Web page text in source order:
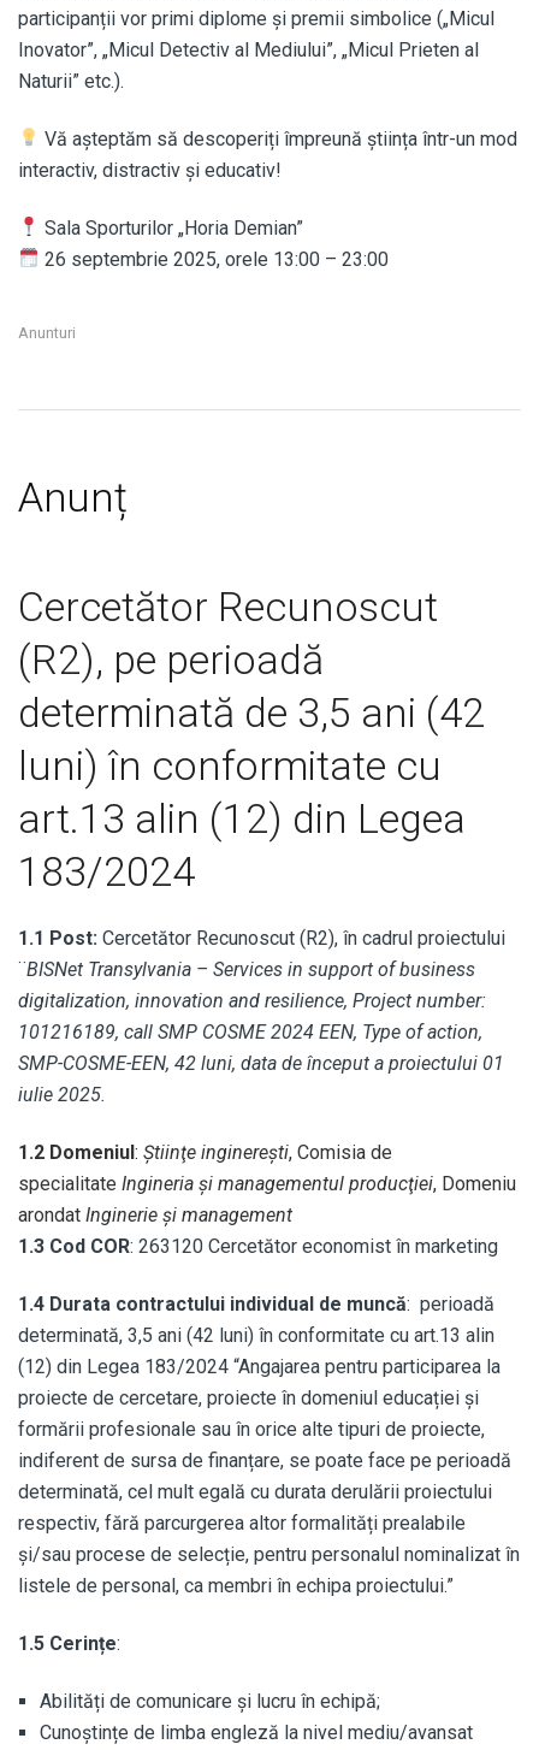
participanții vor primi diplome și premii simbolice („Micul
Inovator”, „Micul Detectiv al Mediului”, „Micul Prieten al
Naturii” etc.).
Vă așteptăm să descoperiți împreună știința într-un mod
interactiv, distractiv și educativ!
Sala Sporturilor „Horia Demian”
26 septembrie 2025, orele 13:00 – 23:00
Anunturi
Anunț
Cercetător Recunoscut
(R2), pe perioadă
determinată de 3,5 ani (42
luni) în conformitate cu
art.13 alin (12) din Legea
183/2024
1.1 Post: Cercetător Recunoscut (R2), în cadrul proiectului
¨BISNet Transylvania – Services in support of business
digitalization, innovation and resilience, Project number:
101216189, call SMP COSME 2024 EEN, Type of action,
SMP-COSME-EEN, 42 luni, data de început a proiectului 01
iulie 2025.
1.2 Domeniul: Ştiinţe inginerești, Comisia de
specialitate Ingineria şi managementul producţiei, Domeniu
arondat Inginerie şi management
1.3 Cod COR: 263120 Cercetător economist în marketing
1.4 Durata contractului individual de muncă: perioadă
determinată, 3,5 ani (42 luni) în conformitate cu art.13 alin
(12) din Legea 183/2024 “Angajarea pentru participarea la
proiecte de cercetare, proiecte în domeniul educației și
formării profesionale sau în orice alte tipuri de proiecte,
indiferent de sursa de finanțare, se poate face pe perioadă
determinată, cel mult egală cu durata derulării proiectului
respectiv, fără parcurgerea altor formalități prealabile
și/sau procese de selecție, pentru personalul nominalizat în
listele de personal, ca membri în echipa proiectului.”
1.5 Cerințe:
Abilități de comunicare și lucru în echipă;
Cunoștințe de limba engleză la nivel mediu/avansat